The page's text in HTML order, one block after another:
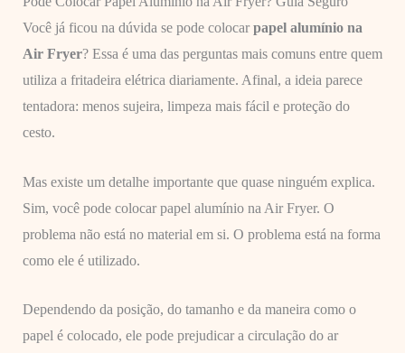
Você já ficou na dúvida se pode colocar papel alumínio na
Air Fryer? Essa é uma das perguntas mais comuns entre quem
utiliza a fritadeira elétrica diariamente. Afinal, a ideia parece
tentadora: menos sujeira, limpeza mais fácil e proteção do
cesto.
Mas existe um detalhe importante que quase ninguém explica.
Sim, você pode colocar papel alumínio na Air Fryer. O
problema não está no material em si. O problema está na forma
como ele é utilizado.
Dependendo da posição, do tamanho e da maneira como o
papel é colocado, ele pode prejudicar a circulação do ar